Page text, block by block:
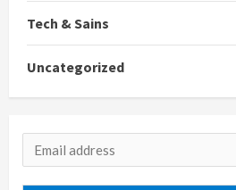
Tech & Sains
Uncategorized